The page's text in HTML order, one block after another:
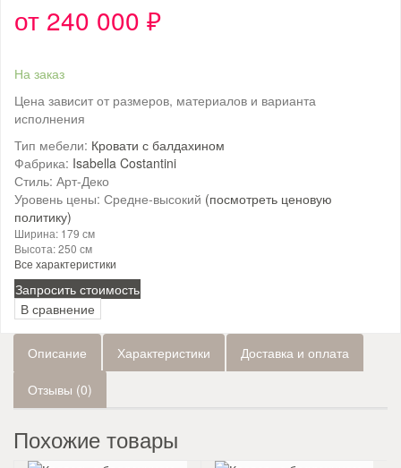
от 240 000 ₽
На заказ
Цена зависит от размеров, материалов и варианта
исполнения
Тип мебели: Кровати с балдахином
Фабрика: Isabella Costantini
Стиль: Арт-Деко
Уровень цены: Средне-высокий (посмотреть ценовую
политику)
Ширина: 179 см
Высота:250 см
Все характеристики
Запросить стоимость
В сравнение
Описание Характеристики Доставка и оплата
Отзывы (0)
Похожие товары